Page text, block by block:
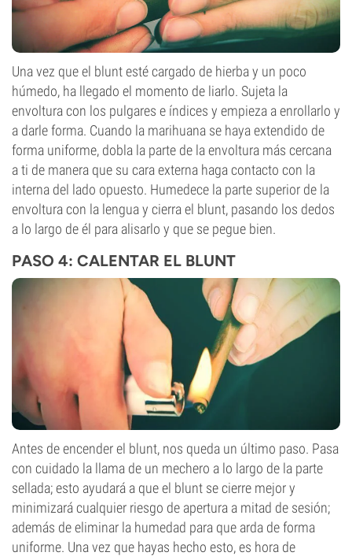
Una vez que el blunt esté cargado de hierba y un poco
húmedo, ha llegado el momento de liarlo. Sujeta la
envoltura con los pulgares e índices y empieza a enrollarlo y
a darle forma. Cuando la marihuana se haya extendido de
forma uniforme, dobla la parte de la envoltura más cercana
a ti de manera que su cara externa haga contacto con la
interna del lado opuesto. Humedece la parte superior de la
envoltura con la lengua y cierra el blunt, pasando los dedos
a lo largo de él para alisarlo y que se pegue bien.
PASO 4: CALENTAR EL BLUNT
Antes de encender el blunt, nos queda un último paso. Pasa
con cuidado la llama de un mechero a lo largo de la parte
sellada; esto ayudará a que el blunt se cierre mejor y
minimizará cualquier riesgo de apertura a mitad de sesión;
además de eliminar la humedad para que arda de forma
uniforme. Una vez que hayas hecho esto, es hora de